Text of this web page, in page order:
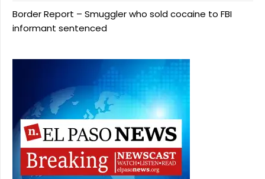
Border Report – Smuggler who sold cocaine to FBI
informant sentenced